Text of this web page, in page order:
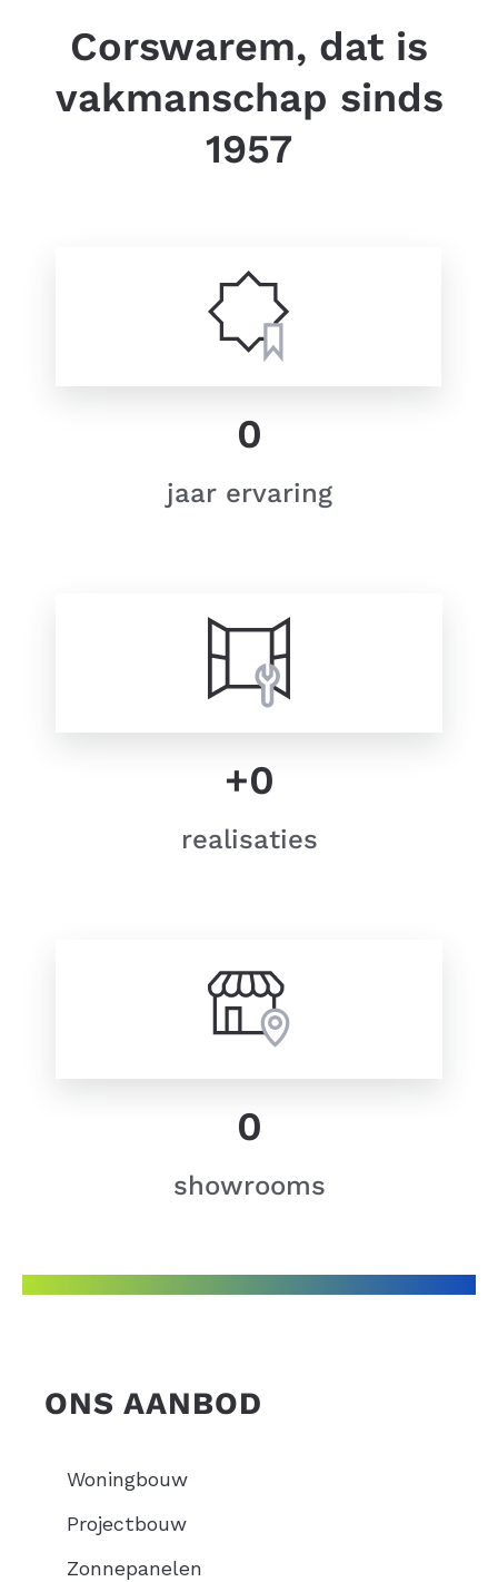
Corswarem, dat is
vakmanschap sinds
1957
jaar ervaring
0
realisaties
+0
showrooms
0
ONS AANBOD
Woningbouw
Projectbouw
Zonnepanelen